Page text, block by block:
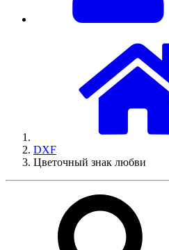
DXF
Цветочный знак любви